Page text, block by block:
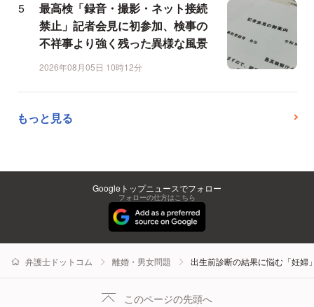
最高検「録音・撮影・ネット接続
禁止」記者会見に初参加、検事の
不祥事より強く残った異様な風景
2026年08月05日 10時12分
もっと見る
Googleトップニュースでフォロー
フォローの仕方はこちら
弁護士ドットコム 離婚・男女問題 出生前診断の結果に悩む「妊婦
このページの先頭へ